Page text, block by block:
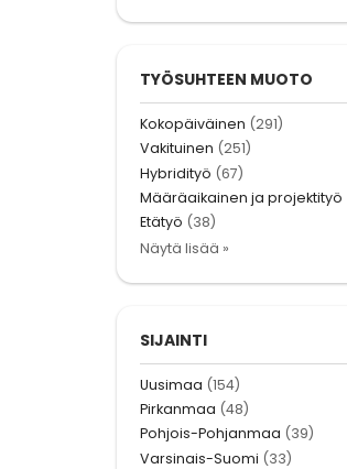
TYÖSUHTEEN MUOTO
Kokopäiväinen (291)
Vakituinen (251)
Hybridityö (67)
Määräaikainen ja projektityö
Etätyö (38)
Näytä lisää »
SIJAINTI
Uusimaa (154)
Pirkanmaa (48)
Pohjois-Pohjanmaa (39)
Varsinais-Suomi (33)